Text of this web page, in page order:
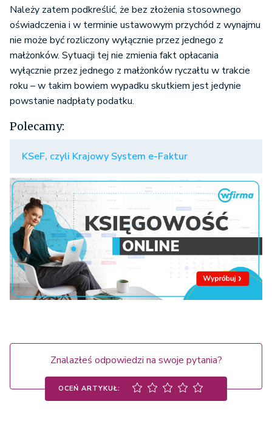
Należy zatem podkreślić, że bez złożenia stosownego
oświadczenia i w terminie ustawowym przychód z wynajmu
nie może być rozliczony wyłącznie przez jednego z
małżonków. Sytuacji tej nie zmienia fakt opłacania
wyłącznie przez jednego z małżonków ryczałtu w trakcie
roku – w takim bowiem wypadku skutkiem jest jedynie
powstanie nadpłaty podatku.
Polecamy:
KSeF, czyli Krajowy System e-Faktur
Znalazłeś odpowiedzi na swoje pytania?
OCEŃ ARTYKUŁ: